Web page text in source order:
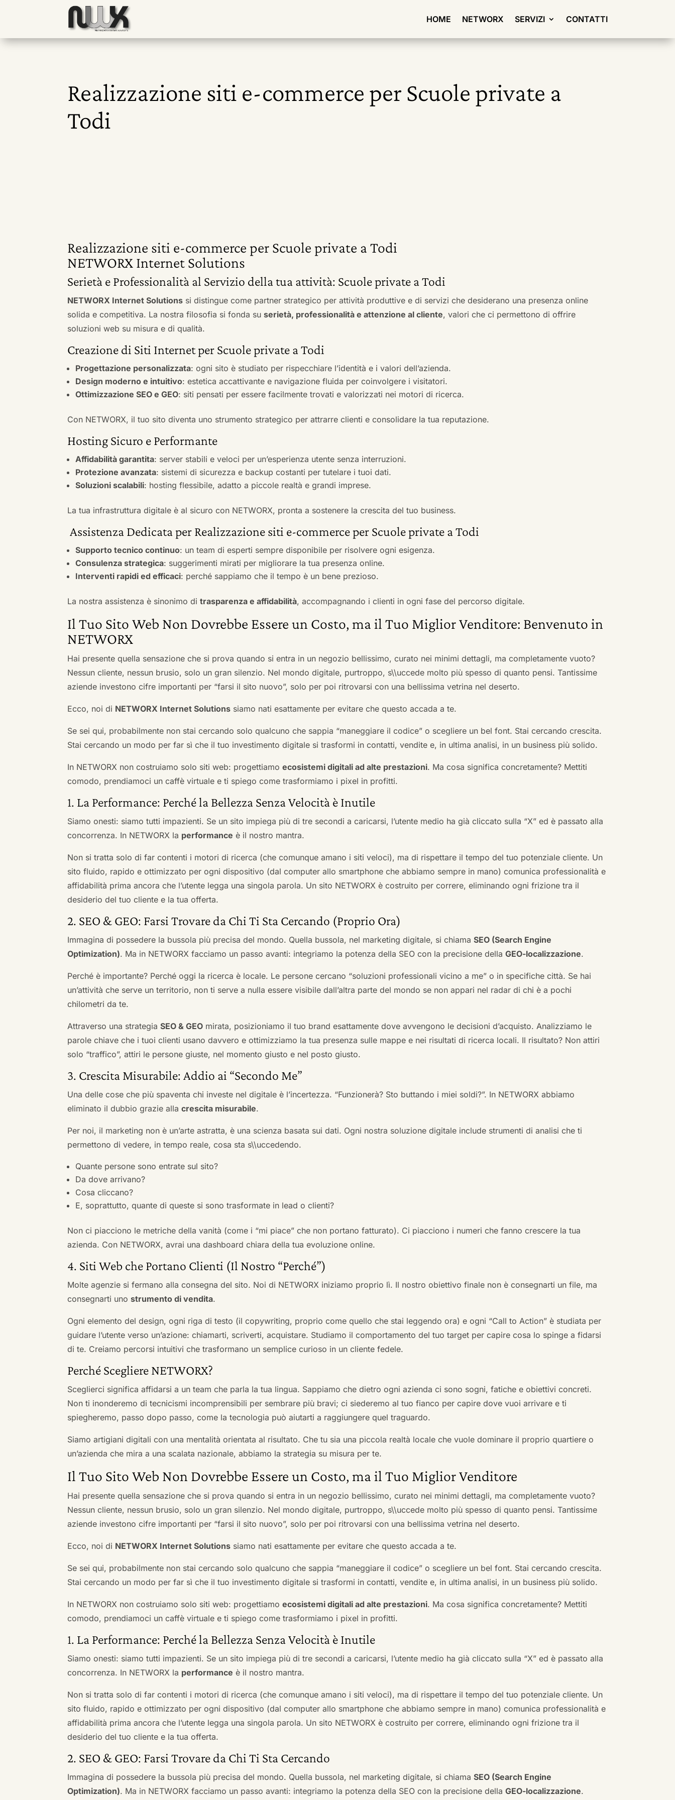
HOME NETWORX SERVIZI CONTATTI
Realizzazione siti e-commerce per Scuole private a
Todi
Realizzazione siti e-commerce per Scuole private a Todi
NETWORX Internet Solutions
Serietà e Professionalità al Servizio della tua attività: Scuole private a Todi
NETWORX Internet Solutions si distingue come partner strategico per attività produttive e di servizi che desiderano una presenza online
solida e competitiva. La nostra filosofia si fonda suserietà, professionalità e attenzione al cliente, valori che ci permettono di offrire
soluzioni web su misura e di qualità.
Creazione di Siti Internet per Scuole private a Todi
Progettazione personalizzata: ogni sito è studiato per rispecchiare l’identità e i valori dell’azienda.
Design moderno e intuitivo: estetica accattivante e navigazione fluida per coinvolgere i visitatori.
Ottimizzazione SEO e GEO: siti pensati per essere facilmente trovati e valorizzati nei motori di ricerca.
Con NETWORX, il tuo sito diventa uno strumento strategico per attrarre clienti e consolidare la tua reputazione.
Hosting Sicuro e Performante
Affidabilità garantita: server stabili e veloci per un’esperienza utente senza interruzioni.
Protezione avanzata: sistemi di sicurezza e backup costanti per tutelare i tuoi dati.
Soluzioni scalabili: hosting flessibile, adatto a piccole realtà e grandi imprese.
La tua infrastruttura digitale è al sicuro con NETWORX, pronta a sostenere la crescita del tuo business.
Assistenza Dedicata per Realizzazione siti e-commerce per Scuole private a Todi
Supporto tecnico continuo: un team di esperti sempre disponibile per risolvere ogni esigenza.
Consulenza strategica: suggerimenti mirati per migliorare la tua presenza online.
Interventi rapidi ed efficaci: perché sappiamo che il tempo è un bene prezioso.
La nostra assistenza è sinonimo ditrasparenza e affidabilità, accompagnando i clienti in ogni fase del percorso digitale.
Il Tuo Sito Web Non Dovrebbe Essere un Costo, ma il Tuo Miglior Venditore: Benvenuto in
NETWORX
Hai presente quella sensazione che si prova quando si entra in un negozio bellissimo, curato nei minimi dettagli, ma completamente vuoto?
Nessun cliente, nessun brusio, solo un gran silenzio. Nel mondo digitale, purtroppo, s\\uccede molto più spesso di quanto pensi. Tantissime
aziende investono cifre importanti per “farsi il sito nuovo”, solo per poi ritrovarsi con una bellissima vetrina nel deserto.
Ecco, noi di NETWORX Internet Solutions siamo nati esattamente per evitare che questo accada a te.
Se sei qui, probabilmente non stai cercando solo qualcuno che sappia “maneggiare il codice” o scegliere un bel font. Stai cercando crescita.
Stai cercando un modo per far sì che il tuo investimento digitale si trasformi in contatti, vendite e, in ultima analisi, in un business più solido.
In NETWORX non costruiamo solo siti web: progettiamoecosistemi digitali ad alte prestazioni. Ma cosa significa concretamente? Mettiti
comodo, prendiamoci un caffè virtuale e ti spiego come trasformiamo i pixel in profitti.
1. La Performance: Perché la Bellezza Senza Velocità è Inutile
Siamo onesti: siamo tutti impazienti. Se un sito impiega più di tre secondi a caricarsi, l’utente medio ha già cliccato sulla “X” ed è passato alla
concorrenza. In NETWORX la performance è il nostro mantra.
Non si tratta solo di far contenti i motori di ricerca (che comunque amano i siti veloci), ma di rispettare il tempo del tuo potenziale cliente. Un
sito fluido, rapido e ottimizzato per ogni dispositivo (dal computer allo smartphone che abbiamo sempre in mano) comunica professionalità e
affidabilità prima ancora che l’utente legga una singola parola. Un sito NETWORX è costruito per correre, eliminando ogni frizione tra il
desiderio del tuo cliente e la tua offerta.
2. SEO & GEO: Farsi Trovare da Chi Ti Sta Cercando (Proprio Ora)
Immagina di possedere la bussola più precisa del mondo. Quella bussola, nel marketing digitale, si chiamaSEO (Search Engine
Optimization). Ma in NETWORX facciamo un passo avanti: integriamo la potenza della SEO con la precisione dellaGEO-localizzazione.
Perché è importante? Perché oggi la ricerca è locale. Le persone cercano “soluzioni professionali vicino a me” o in specifiche città. Se hai
un’attività che serve un territorio, non ti serve a nulla essere visibile dall’altra parte del mondo se non appari nel radar di chi è a pochi
chilometri da te.
Attraverso una strategiaSEO & GEO mirata, posizioniamo il tuo brand esattamente dove avvengono le decisioni d’acquisto. Analizziamo le
parole chiave che i tuoi clienti usano davvero e ottimizziamo la tua presenza sulle mappe e nei risultati di ricerca locali. Il risultato? Non attiri
solo “traffico”, attiri le persone giuste, nel momento giusto e nel posto giusto.
3. Crescita Misurabile: Addio ai “Secondo Me”
Una delle cose che più spaventa chi investe nel digitale è l’incertezza. “Funzionerà? Sto buttando i miei soldi?”. In NETWORX abbiamo
eliminato il dubbio grazie allacrescita misurabile.
Per noi, il marketing non è un’arte astratta, è una scienza basata sui dati. Ogni nostra soluzione digitale include strumenti di analisi che ti
permettono di vedere, in tempo reale, cosa sta s\\uccedendo.
Quante persone sono entrate sul sito?
Da dove arrivano?
Cosa cliccano?
E, soprattutto, quante di queste si sono trasformate in lead o clienti?
Non ci piacciono le metriche della vanità (come i “mi piace” che non portano fatturato). Ci piacciono i numeri che fanno crescere la tua
azienda. Con NETWORX, avrai una dashboard chiara della tua evoluzione online.
4. Siti Web che Portano Clienti (Il Nostro “Perché”)
Molte agenzie si fermano alla consegna del sito. Noi di NETWORX iniziamo proprio lì. Il nostro obiettivo finale non è consegnarti un file, ma
consegnarti unostrumento di vendita.
Ogni elemento del design, ogni riga di testo (il copywriting, proprio come quello che stai leggendo ora) e ogni “Call to Action” è studiata per
guidare l’utente verso un’azione: chiamarti, scriverti, acquistare. Studiamo il comportamento del tuo target per capire cosa lo spinge a fidarsi
di te. Creiamo percorsi intuitivi che trasformano un semplice curioso in un cliente fedele.
Perché Scegliere NETWORX?
Sceglierci significa affidarsi a un team che parla la tua lingua. Sappiamo che dietro ogni azienda ci sono sogni, fatiche e obiettivi concreti.
Non ti inonderemo di tecnicismi incomprensibili per sembrare più bravi; ci siederemo al tuo fianco per capire dove vuoi arrivare e ti
spiegheremo, passo dopo passo, come la tecnologia può aiutarti a raggiungere quel traguardo.
Siamo artigiani digitali con una mentalità orientata al risultato. Che tu sia una piccola realtà locale che vuole dominare il proprio quartiere o
un’azienda che mira a una scalata nazionale, abbiamo la strategia su misura per te.
Il Tuo Sito Web Non Dovrebbe Essere un Costo, ma il Tuo Miglior Venditore
Hai presente quella sensazione che si prova quando si entra in un negozio bellissimo, curato nei minimi dettagli, ma completamente vuoto?
Nessun cliente, nessun brusio, solo un gran silenzio. Nel mondo digitale, purtroppo, s\\uccede molto più spesso di quanto pensi. Tantissime
aziende investono cifre importanti per “farsi il sito nuovo”, solo per poi ritrovarsi con una bellissima vetrina nel deserto.
Ecco, noi di NETWORX Internet Solutions siamo nati esattamente per evitare che questo accada a te.
Se sei qui, probabilmente non stai cercando solo qualcuno che sappia “maneggiare il codice” o scegliere un bel font. Stai cercando crescita.
Stai cercando un modo per far sì che il tuo investimento digitale si trasformi in contatti, vendite e, in ultima analisi, in un business più solido.
In NETWORX non costruiamo solo siti web: progettiamoecosistemi digitali ad alte prestazioni. Ma cosa significa concretamente? Mettiti
comodo, prendiamoci un caffè virtuale e ti spiego come trasformiamo i pixel in profitti.
1. La Performance: Perché la Bellezza Senza Velocità è Inutile
Siamo onesti: siamo tutti impazienti. Se un sito impiega più di tre secondi a caricarsi, l’utente medio ha già cliccato sulla “X” ed è passato alla
concorrenza. In NETWORX la performance è il nostro mantra.
Non si tratta solo di far contenti i motori di ricerca (che comunque amano i siti veloci), ma di rispettare il tempo del tuo potenziale cliente. Un
sito fluido, rapido e ottimizzato per ogni dispositivo (dal computer allo smartphone che abbiamo sempre in mano) comunica professionalità e
affidabilità prima ancora che l’utente legga una singola parola. Un sito NETWORX è costruito per correre, eliminando ogni frizione tra il
desiderio del tuo cliente e la tua offerta.
2. SEO & GEO: Farsi Trovare da Chi Ti Sta Cercando
Immagina di possedere la bussola più precisa del mondo. Quella bussola, nel marketing digitale, si chiamaSEO (Search Engine
Optimization). Ma in NETWORX facciamo un passo avanti: integriamo la potenza della SEO con la precisione dellaGEO-localizzazione.